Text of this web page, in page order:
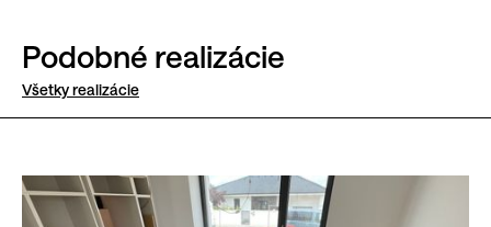
Podobné realizácie
Všetky realizácie